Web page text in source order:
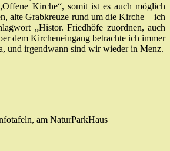
Kirche“, somit ist es auch möglich
alte Grabkreuze rund um die Kirche – ich
„Histor. Friedhöfe zuordnen, auch
dem Kircheneingang betrachte ich immer
und irgendwann sind wir wieder in Menz.
am NaturParkHaus